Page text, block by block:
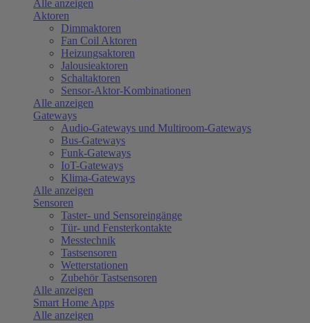
Alle anzeigen
Aktoren
Dimmaktoren
Fan Coil Aktoren
Heizungsaktoren
Jalousieaktoren
Schaltaktoren
Sensor-Aktor-Kombinationen
Alle anzeigen
Gateways
Audio-Gateways und Multiroom-Gateways
Bus-Gateways
Funk-Gateways
IoT-Gateways
Klima-Gateways
Alle anzeigen
Sensoren
Taster- und Sensoreingänge
Tür- und Fensterkontakte
Messtechnik
Tastsensoren
Wetterstationen
Zubehör Tastsensoren
Alle anzeigen
Smart Home Apps
Alle anzeigen